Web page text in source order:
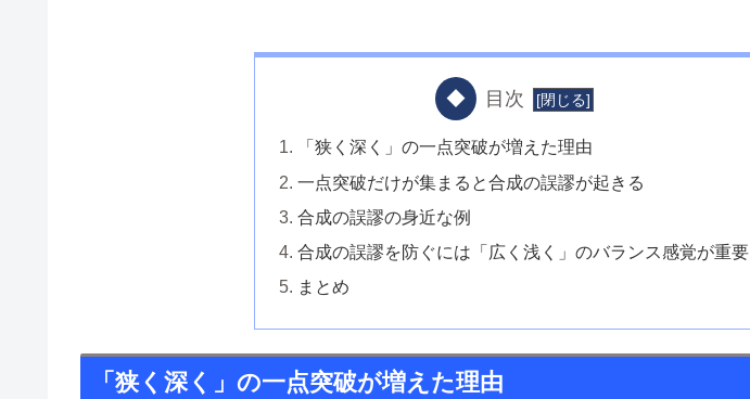
目次
「狭く深く」の一点突破が増えた理由
一点突破だけが集まると合成の誤謬が起きる
合成の誤謬の身近な例
合成の誤謬を防ぐには「広く浅く」のバランス感覚が重要
まとめ
「狭く深く」の一点突破が増えた理由